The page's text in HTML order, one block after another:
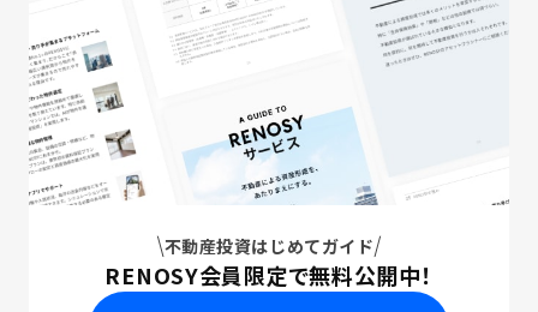
不動産投資はじめてガイド
RENOSY会員限定で無料公開中！